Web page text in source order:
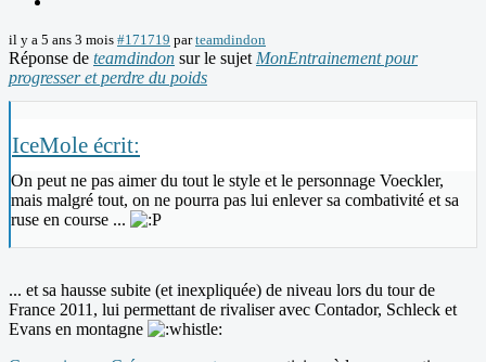
il y a 5 ans 3 mois #171719 parteamdindon
Réponse de teamdindon sur le sujet MonEntrainement pour
progresser et perdre du poids
IceMole écrit:
On peut ne pas aimer du tout le style et le personnage Voeckler,
mais malgré tout, on ne pourra pas lui enlever sa combativité et sa
ruse en course ...
... et sa hausse subite (et inexpliquée) de niveau lors du tour de
France 2011, lui permettant de rivaliser avec Contador, Schleck et
Evans en montagne